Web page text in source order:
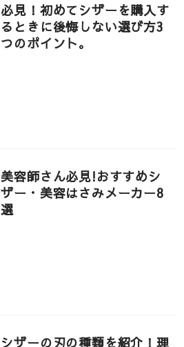
必見！初めてシザーを購入す
るときに後悔しない選び方3
つのポイント。
美容師さん必見!おすすめシ
ザー・美容はさみメーカー8
選
シザーの刃の種類を紹介！理